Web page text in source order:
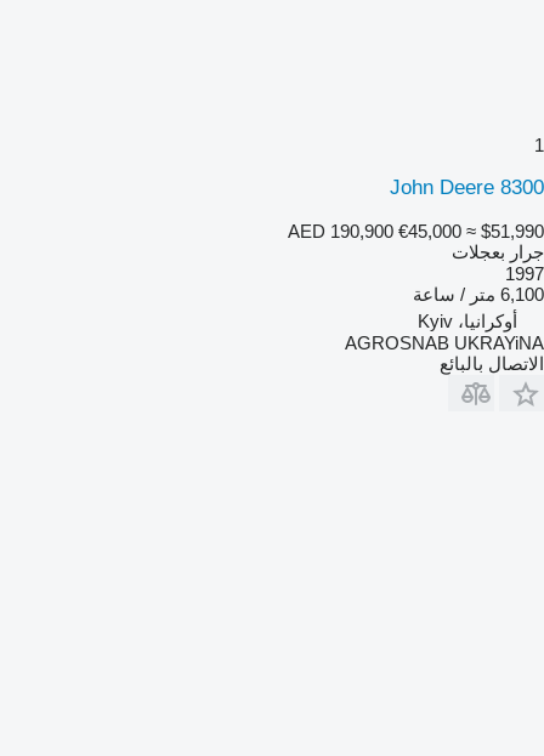
1
John Deere 8300
AED 190,900 €45,000 ≈ $51,990
جرار بعجلات
1997
6,100 متر / ساعة
أوكرانيا، Kyiv
AGROSNAB UKRAYiNA
الاتصال بالبائع